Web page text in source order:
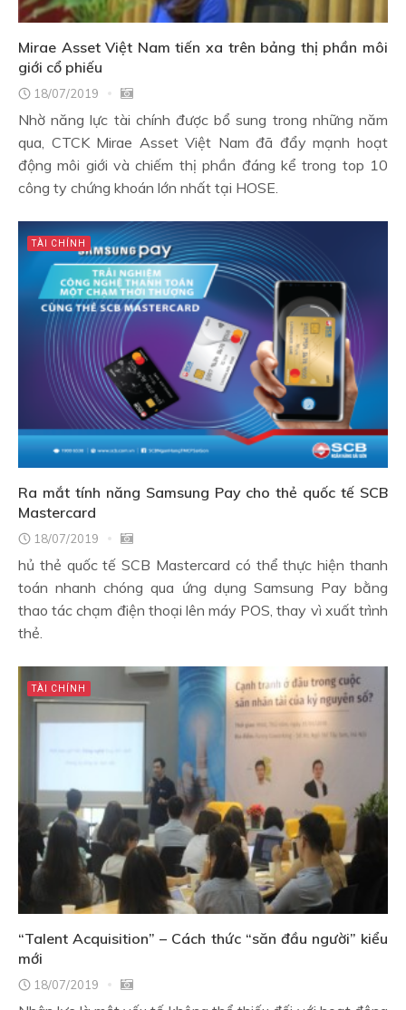
Mirae Asset Việt Nam tiến xa trên bảng thị phần môi
giới cổ phiếu
18/07/2019
Nhờ năng lực tài chính được bổ sung trong những năm
qua, CTCK Mirae Asset Việt Nam đã đẩy mạnh hoạt
động môi giới và chiếm thị phần đáng kể trong top 10
công ty chứng khoán lớn nhất tại HOSE.
TÀI CHÍNH
Ra mắt tính năng Samsung Pay cho thẻ quốc tế SCB
Mastercard
18/07/2019
hủ thẻ quốc tế SCB Mastercard có thể thực hiện thanh
toán nhanh chóng qua ứng dụng Samsung Pay bằng
thao tác chạm điện thoại lên máy POS, thay vì xuất trình
thẻ.
TÀI CHÍNH
“Talent Acquisition” – Cách thức “săn đầu người” kiểu
mới
18/07/2019